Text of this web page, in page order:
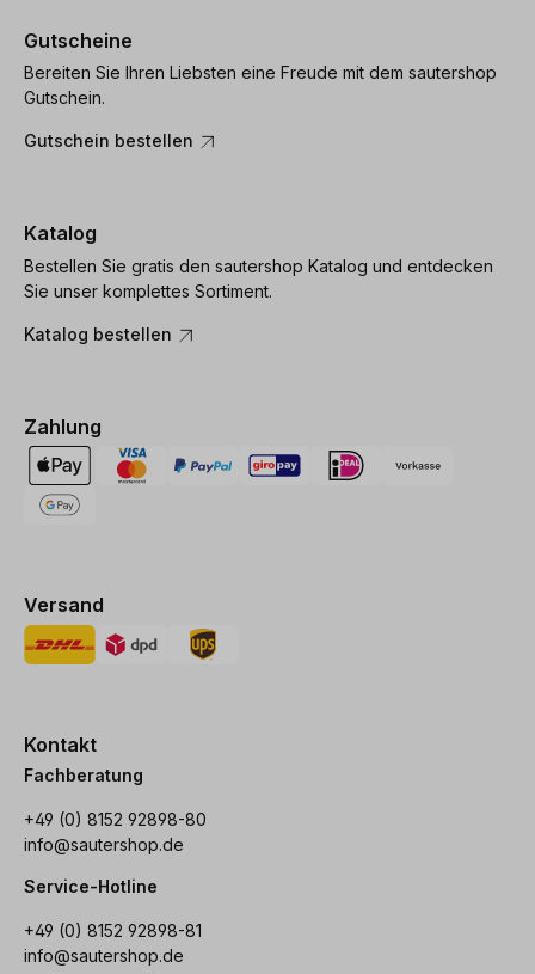
Gutscheine
Bereiten Sie Ihren Liebsten eine Freude mit dem sautershop
Gutschein.
Gutschein bestellen
Katalog
Bestellen Sie gratis den sautershop Katalog und entdecken
Sie unser komplettes Sortiment.
Katalog bestellen
Zahlung
Versand
Kontakt
Fachberatung
+49 (0) 8152 92898-80
info@sautershop.de
Service-Hotline
+49 (0) 8152 92898-81
info@sautershop.de